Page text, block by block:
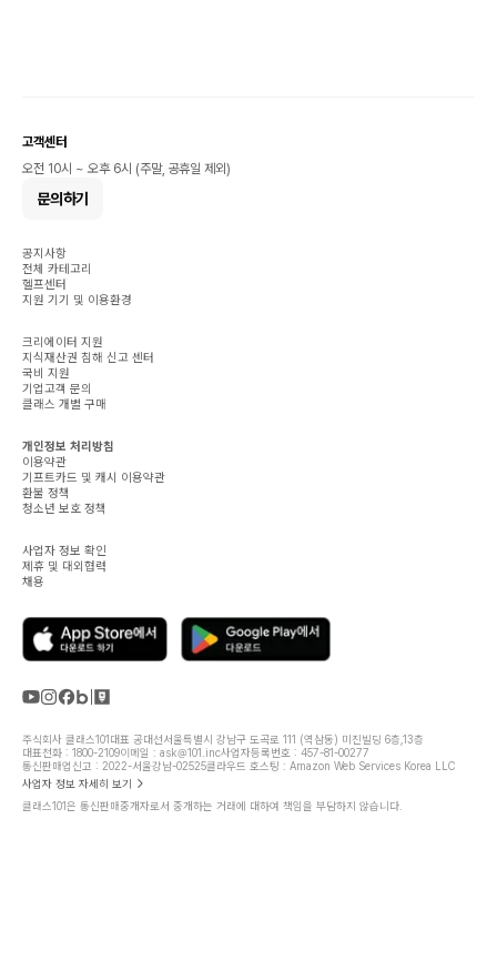
고객센터
오전 10시 ~ 오후 6시 (주말, 공휴일 제외)
문의하기
공지사항
전체 카테고리
헬프센터
지원 기기 및 이용환경
크리에이터 지원
지식재산권 침해 신고 센터
국비 지원
기업고객 문의
클래스 개별 구매
개인정보 처리방침
이용약관
기프트카드 및 캐시 이용약관
환불 정책
청소년 보호 정책
사업자 정보 확인
제휴 및 대외협력
채용
주식회사 클래스101 대표 공대선서울특별시 강남구 도곡로 111 (역삼동) 미진빌딩 6층,13층
대표전화 : 1800-2109이메일 : ask@101.inc사업자등록번호 : 457-81-00277
통신판매업신고 : 2022-서울강남-02525클라우드 호스팅 : Amazon Web Services Korea LLC
사업자 정보 자세히 보기
클래스101은 통신판매중개자로서 중개하는 거래에 대하여 책임을 부담하지 않습니다.